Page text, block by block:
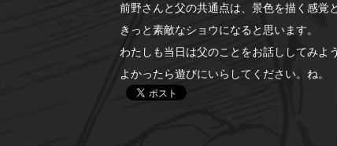
前野さんと父の共通点は、景色を描く感覚
きっと素敵なショウになると思います。
わたしも当日は父のことをお話ししてみよ
よかったら遊びにいらしてください。ね。